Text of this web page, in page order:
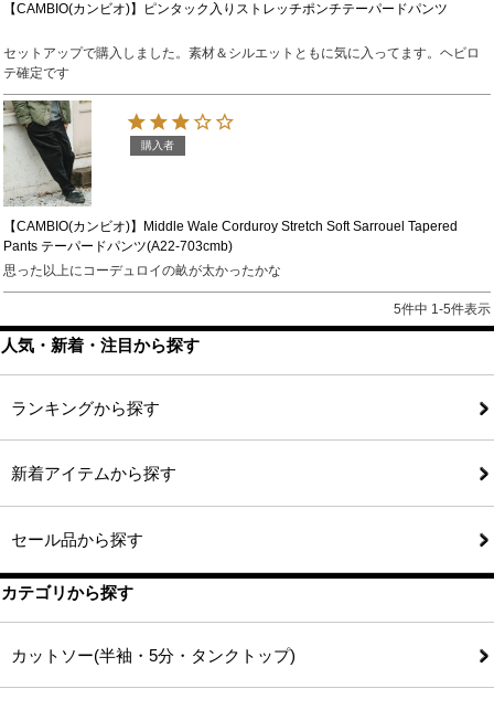
【CAMBIO(カンビオ)】ピンタック入りストレッチポンチテーパードパンツ
セットアップで購入しました。素材＆シルエットともに気に入ってます。ヘビロ
テ確定です
【CAMBIO(カンビオ)】Middle Wale Corduroy Stretch Soft Sarrouel Tapered
Pants テーパードパンツ(A22-703cmb)
購入者
思った以上にコーデュロイの畝が太かったかな
5件中 1-5件表示
人気・新着・注目から探す
ランキングから探す
新着アイテムから探す
セール品から探す
カテゴリから探す
カットソー(半袖・5分・タンクトップ)